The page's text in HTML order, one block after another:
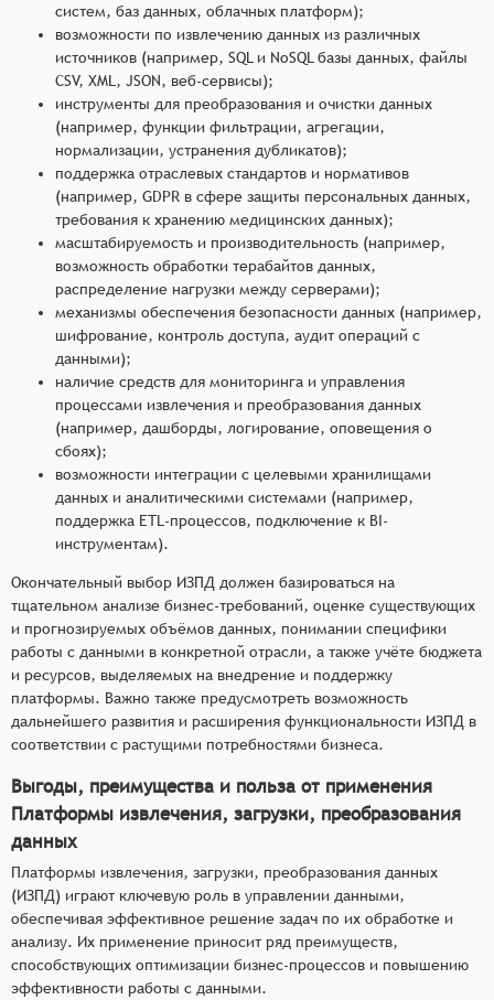
систем, баз данных, облачных платформ);
возможности по извлечению данных из различных
источников (например, SQL и NoSQL базы данных, файлы
CSV, XML, JSON, веб-сервисы);
инструменты для преобразования и очистки данных
(например, функции фильтрации, агрегации,
нормализации, устранения дубликатов);
поддержка отраслевых стандартов и нормативов
(например, GDPR в сфере защиты персональных данных,
требования к хранению медицинских данных);
масштабируемость и производительность (например,
возможность обработки терабайтов данных,
распределение нагрузки между серверами);
механизмы обеспечения безопасности данных (например,
шифрование, контроль доступа, аудит операций с
данными);
наличие средств для мониторинга и управления
процессами извлечения и преобразования данных
(например, дашборды, логирование, оповещения о
сбоях);
возможности интеграции с целевыми хранилищами
данных и аналитическими системами (например,
поддержка ETL-процессов, подключение к BI-
инструментам).
Окончательный выбор ИЗПД должен базироваться на
тщательном анализе бизнес-требований, оценке существующих
и прогнозируемых объёмов данных, понимании специфики
работы с данными в конкретной отрасли, а также учёте бюджета
и ресурсов, выделяемых на внедрение и поддержку
платформы. Важно также предусмотреть возможность
дальнейшего развития и расширения функциональности ИЗПД в
соответствии с растущими потребностями бизнеса.
Выгоды, преимущества и польза от применения
Платформы извлечения, загрузки, преобразования
данных
Платформы извлечения, загрузки, преобразования данных
(ИЗПД) играют ключевую роль в управлении данными,
обеспечивая эффективное решение задач по их обработке и
анализу. Их применение приносит ряд преимуществ,
способствующих оптимизации бизнес-процессов и повышению
эффективности работы с данными.